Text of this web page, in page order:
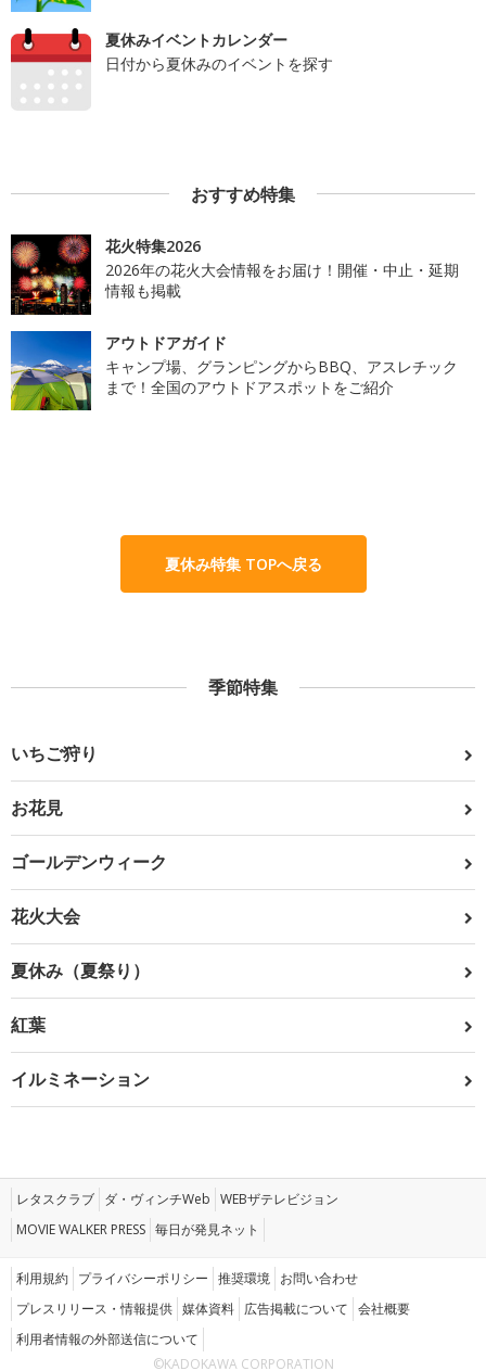
夏休みイベントカレンダー
日付から夏休みのイベントを探す
おすすめ特集
花火特集2026
2026年の花火大会情報をお届け！開催・中止・延期
情報も掲載
アウトドアガイド
キャンプ場、グランピングからBBQ、アスレチック
まで！全国のアウトドアスポットをご紹介
夏休み特集 TOPへ戻る
季節特集
いちご狩り
お花見
ゴールデンウィーク
花火大会
夏休み（夏祭り）
紅葉
イルミネーション
レタスクラブ ダ・ヴィンチWeb WEBザテレビジョン
MOVIE WALKER PRESS 毎日が発見ネット
利用規約 プライバシーポリシー 推奨環境 お問い合わせ
プレスリリース・情報提供 媒体資料 広告掲載について 会社概要
利用者情報の外部送信について
©KADOKAWA CORPORATION